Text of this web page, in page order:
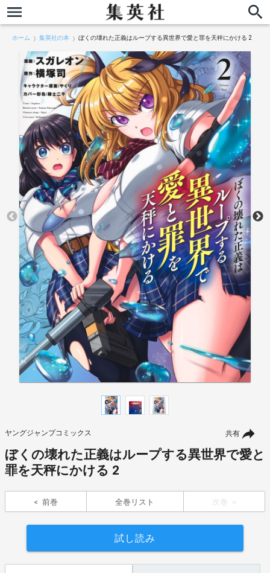
ホーム 集英社の本 ぼくの壊れた正義はループする異世界で愛と罪を天秤にかける 2
共有
ヤングジャンプコミックス
ぼくの壊れた正義はループする異世界で愛と
罪を天秤にかける 2
前巻 全巻リスト 次巻
試し読み